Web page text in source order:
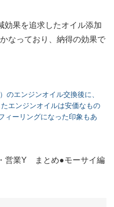
効果を追求したオイル添加
なっており、納得の効果で
のエンジンオイル交換後に、
エンジンオイルは安価なもの
ィーリングになった印象もあ
営業Y まとめ●モーサイ編